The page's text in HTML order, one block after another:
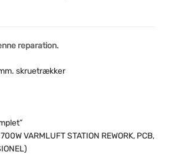
reparation.
skruetrækker
VARMLUFT STATION REWORK, PCB,